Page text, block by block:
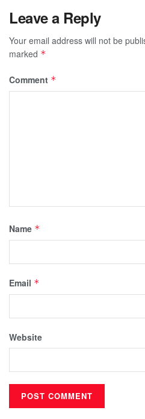
Leave a Reply
Your email address will not be
marked *
Comment *
Name *
Email *
Website